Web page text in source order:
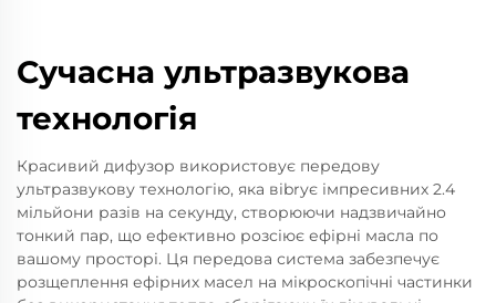
Сучасна ультразвукова
технологія
Красивий дифузор використовує передову
ультразвукову технологію, яка вibrує імпресивних 2.4
мільйони разів на секунду, створюючи надзвичайно
тонкий пар, що ефективно розсіює ефірні масла по
вашому просторі. Ця передова система забезпечує
розщеплення ефірних масел на мікроскопічні частинки